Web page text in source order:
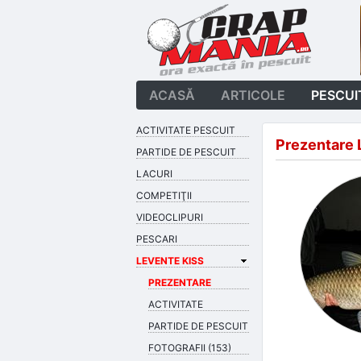
ACASĂ ARTICOLE
Prezentare
ACTIVITATE PESCUIT
PARTIDE DE PESCUIT
LACURI
COMPETIŢII
VIDEOCLIPURI
PESCARI
LEVENTE KISS
PREZENTARE
ACTIVITATE
PARTIDE DE PESCUIT
FOTOGRAFII (153)